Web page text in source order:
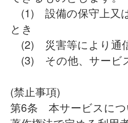
(1) 設備の保守上又
とき
(2) 災害等により通
(3) その他、サービ
(禁止事項)
第6条 本サービスにつ